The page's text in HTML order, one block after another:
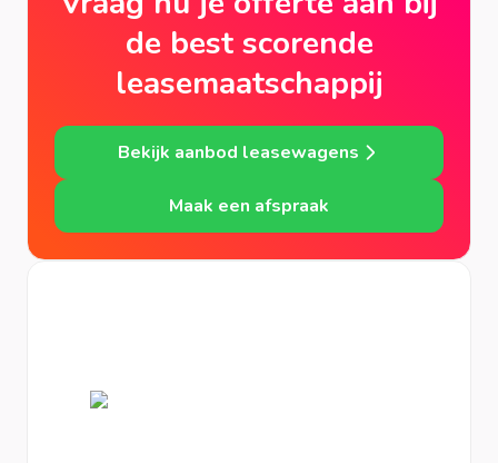
de best scorende
leasemaatschappij
Bekijk aanbod leasewagens
Maak een afspraak